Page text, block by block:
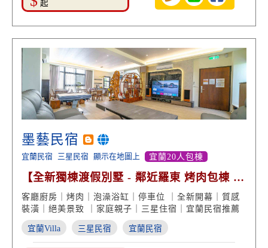
起
墨藝民宿
宜蘭民宿 三星民宿 顯示在地圖上 宜蘭20人包棟
【全新獨棟渡假別墅 - 鄰近羅東 烤肉包棟 絕
美景致】
客廳廚房｜烤肉｜泡澡浴缸｜停車位 ｜全新開幕｜質感
裝潢｜絕美景致 ｜家庭親子｜三星住宿｜宜蘭民宿推薦
宜蘭Villa 三星民宿 宜蘭民宿